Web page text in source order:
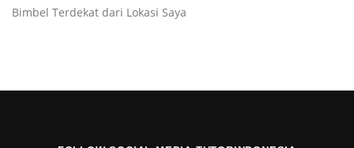
Bimbel Terdekat dari Lokasi Saya